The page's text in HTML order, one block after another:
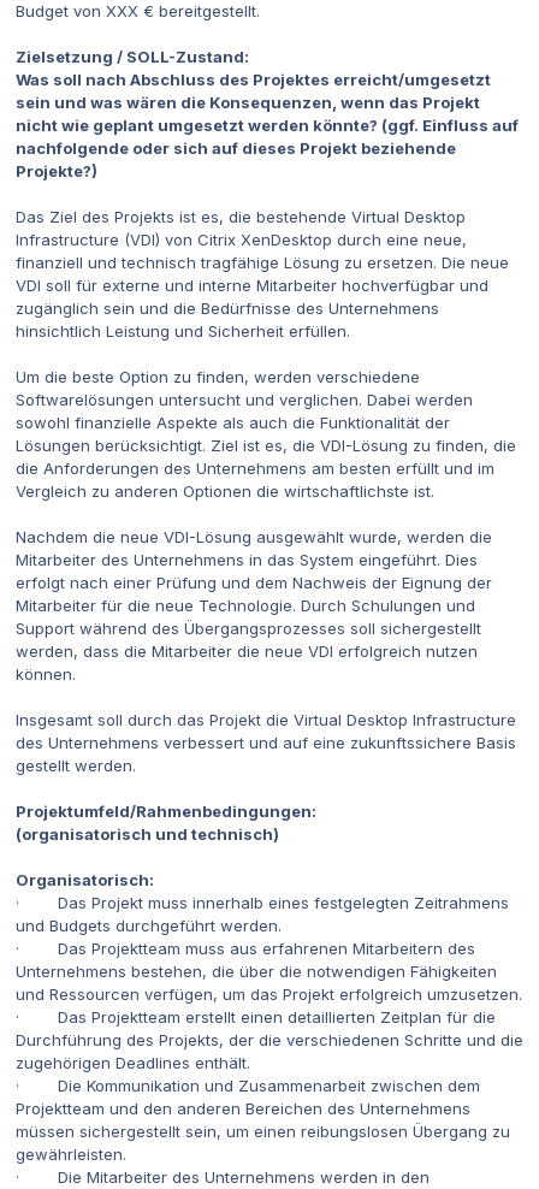
Budget von XXX € bereitgestellt.
Zielsetzung / SOLL-Zustand:
Was soll nach Abschluss des Projektes erreicht/umgesetzt
sein und was wären die Konsequenzen, wenn das Projekt
nicht wie geplant umgesetzt werden könnte? (ggf. Einfluss auf
nachfolgende oder sich auf dieses Projekt beziehende
Projekte?)
Das Ziel des Projekts ist es, die bestehende Virtual Desktop
Infrastructure (VDI) von Citrix XenDesktop durch eine neue,
finanziell und technisch tragfähige Lösung zu ersetzen. Die neue
VDI soll für externe und interne Mitarbeiter hochverfügbar und
zugänglich sein und die Bedürfnisse des Unternehmens
hinsichtlich Leistung und Sicherheit erfüllen.
Um die beste Option zu finden, werden verschiedene
Softwarelösungen untersucht und verglichen. Dabei werden
sowohl finanzielle Aspekte als auch die Funktionalität der
Lösungen berücksichtigt. Ziel ist es, die VDI-Lösung zu finden, die
die Anforderungen des Unternehmens am besten erfüllt und im
Vergleich zu anderen Optionen die wirtschaftlichste ist.
Nachdem die neue VDI-Lösung ausgewählt wurde, werden die
Mitarbeiter des Unternehmens in das System eingeführt. Dies
erfolgt nach einer Prüfung und dem Nachweis der Eignung der
Mitarbeiter für die neue Technologie. Durch Schulungen und
Support während des Übergangsprozesses soll sichergestellt
werden, dass die Mitarbeiter die neue VDI erfolgreich nutzen
können.
Insgesamt soll durch das Projekt die Virtual Desktop Infrastructure
des Unternehmens verbessert und auf eine zukunftssichere Basis
gestellt werden.
Projektumfeld/Rahmenbedingungen:
(organisatorisch und technisch)
Organisatorisch:
· Das Projekt muss innerhalb eines festgelegten Zeitrahmens
und Budgets durchgeführt werden.
· Das Projektteam muss aus erfahrenen Mitarbeitern des
Unternehmens bestehen, die über die notwendigen Fähigkeiten
und Ressourcen verfügen, um das Projekt erfolgreich umzusetzen.
· Das Projektteam erstellt einen detaillierten Zeitplan für die
Durchführung des Projekts, der die verschiedenen Schritte und die
zugehörigen Deadlines enthält.
· Die Kommunikation und Zusammenarbeit zwischen dem
Projektteam und den anderen Bereichen des Unternehmens
müssen sichergestellt sein, um einen reibungslosen Übergang zu
gewährleisten.
· Die Mitarbeiter des Unternehmens werden in den